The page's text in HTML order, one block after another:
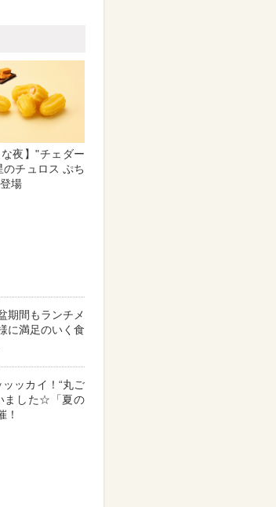
な夜】"チェダー
のチュロス ぷち
場
期間もランチメ
に満足のいく食
ッッカイ！“丸ご
ました☆「夏の
！